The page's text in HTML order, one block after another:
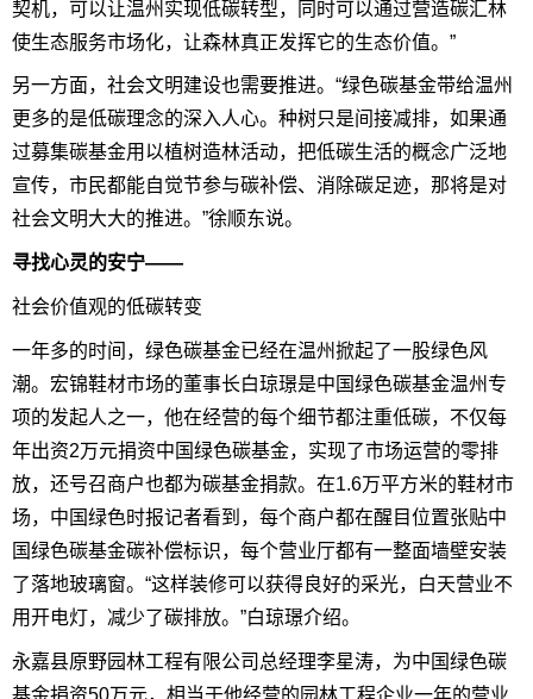
契机，可以让温州实现低碳转型，同时可以通过营造碳汇林
使生态服务市场化，让森林真正发挥它的生态价值。”
另一方面，社会文明建设也需要推进。“绿色碳基金带给温州
更多的是低碳理念的深入人心。种树只是间接减排，如果通
过募集碳基金用以植树造林活动，把低碳生活的概念广泛地
宣传，市民都能自觉节参与碳补偿、消除碳足迹，那将是对
社会文明大大的推进。”徐顺东说。
寻找心灵的安宁——
社会价值观的低碳转变
一年多的时间，绿色碳基金已经在温州掀起了一股绿色风
潮。宏锦鞋材市场的董事长白琼璟是中国绿色碳基金温州专
项的发起人之一，他在经营的每个细节都注重低碳，不仅每
年出资2万元捐资中国绿色碳基金，实现了市场运营的零排
放，还号召商户也都为碳基金捐款。在1.6万平方米的鞋材市
场，中国绿色时报记者看到，每个商户都在醒目位置张贴中
国绿色碳基金碳补偿标识，每个营业厅都有一整面墙壁安装
了落地玻璃窗。“这样装修可以获得良好的采光，白天营业不
用开电灯，减少了碳排放。”白琼璟介绍。
永嘉县原野园林工程有限公司总经理李星涛，为中国绿色碳
基金捐资50万元，相当于他经营的园林工程企业一年的营业